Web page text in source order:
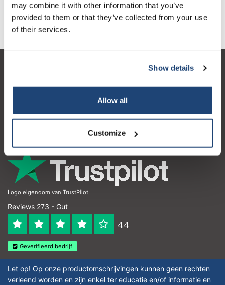
may combine it with other information that you’ve
provided to them or that they’ve collected from your use
of their services.
Show details
Allow all
Customize
werden. Aus Sicherheitsgründen funktioniert diese
Mikrozentrifuge nur bei geschlossenem Deckel.
Logo eigendom van TrustPilot
Reviews 273 - Gut
4.4
Geverifieerd bedrijf
Let op! Op onze productomschrijvingen kunnen geen rechten
verleend worden en zijn enkel ter educatie en/of informatie en